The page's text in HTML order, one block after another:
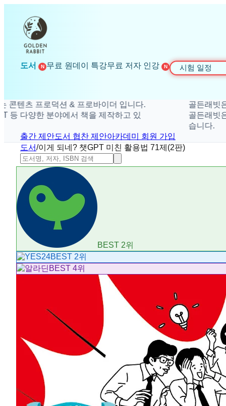
도서 N 무료 원데이 특강무료 저자 인강 N 시험 일정
프로덕션 & 프로바이더 입니다.
한 분야에서 책을 제작하고 있
골든래빗은 더
골든래빗은 취
습니다.
출간 제안도서 협찬 제안아카데미 회원 가입
도서/이게 되네? 챗GPT 미친 활용법 71제(2판)
BEST 2위
BEST 2위
BEST 4위